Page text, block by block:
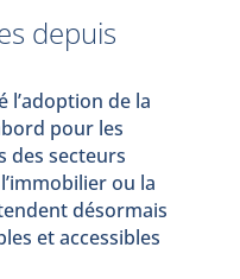
depuis
l’adoption de la
pour les
des secteurs
ou la
désormais
et accessibles